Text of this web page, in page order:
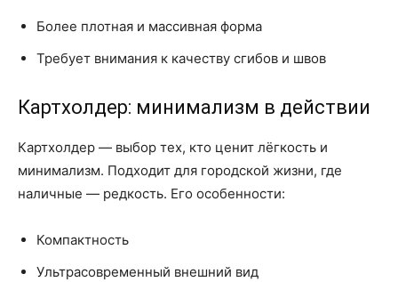
Более плотная и массивная форма
Требует внимания к качеству сгибов и швов
Картхолдер: минимализм в действии
Картхолдер — выбор тех, кто ценит лёгкость и
минимализм. Подходит для городской жизни, где
наличные — редкость. Его особенности:
Компактность
Ультрасовременный внешний вид